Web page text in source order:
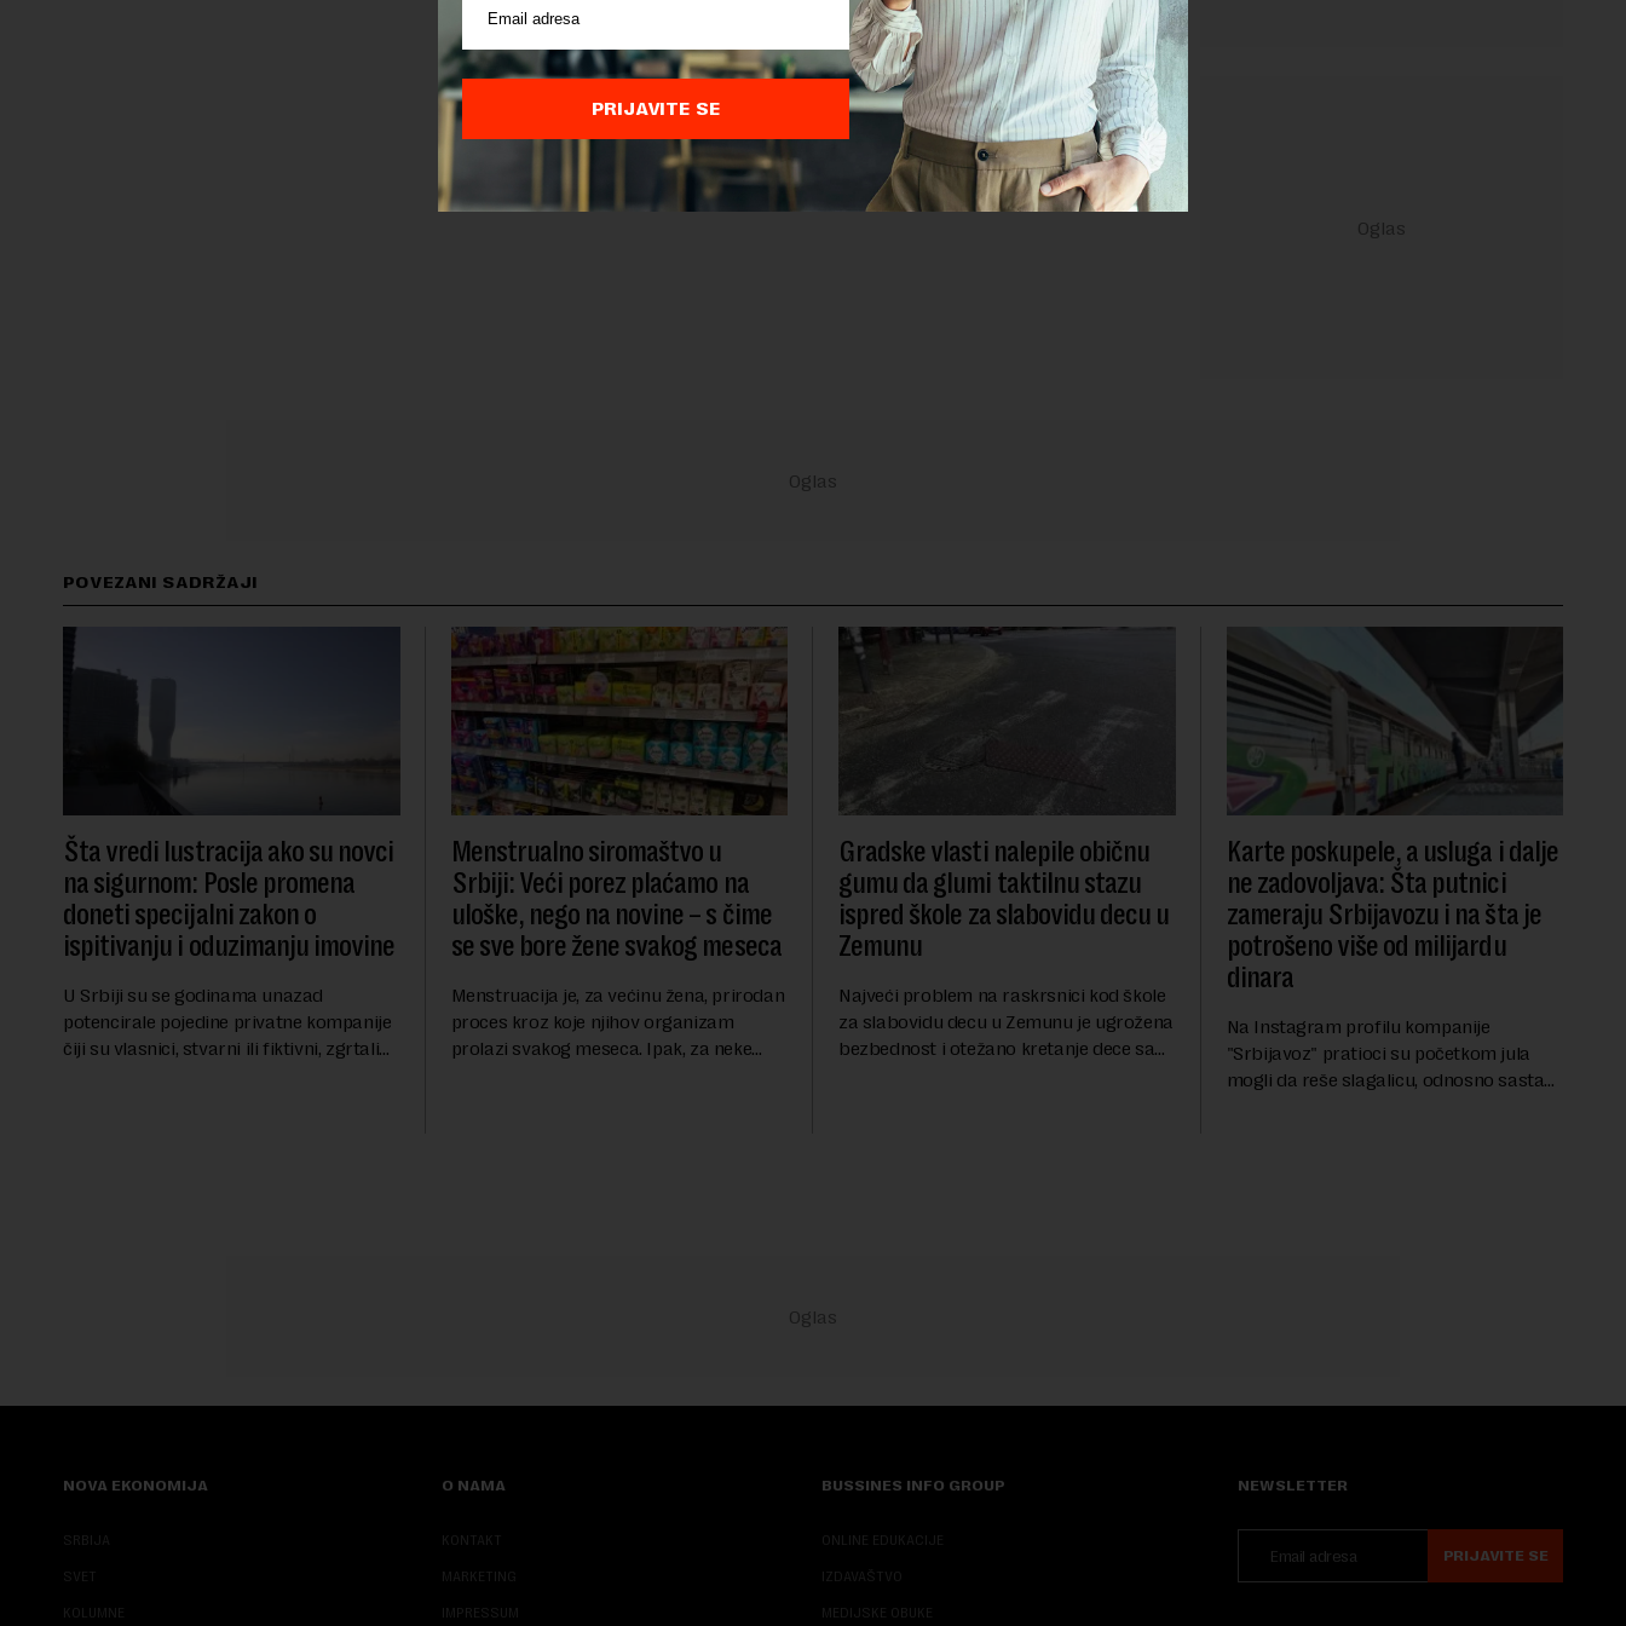
POVEZANI SADRŽAJI
Šta vredi lustracija ako su novci
na sigurnom: Posle promena
doneti specijalni zakon o
ispitivanju i oduzimanju imovine
U Srbiji su se godinama unazad
potencirale pojedine privatne kompanije
čiji su vlasnici, stvarni ili fiktivni, zgrtali
Menstrualno siromaštvo u
Srbiji: Veći porez plaćamo na
uloške, nego na novine – s čime
se sve bore žene svakog meseca
Menstruacija je, za većinu žena, prirodan
proces kroz koje njihov organizam
prolazi svakog meseca. Ipak, za neke
Gradske vlasti nalepile običnu
gumu da glumi taktilnu stazu
ispred škole za slabovidu decu u
Zemunu
Najveći problem na raskrsnici kod škole
za slabovidu decu u Zemunu je ugrožena
bezbednost i otežano kretanje dece sa
Karte poskupele, a usluga i dalje
ne zadovoljava: Šta putnici
zameraju Srbijavozu i na šta je
potrošeno više od milijardu
dinara
Na Instagram profilu kompanije
"Srbijavoz" pratioci su početkom jula
mogli da reše slagalicu, odnosno sastave
NOVA EKONOMIJA
SRBIJA
SVET
KOLUMNE
O NAMA
KONTAKT
MARKETING
IMPRESSUM
BUSSINES INFO GROUP
ONLINE EDUKACIJE
IZDAVAŠTVO
MEDIJSKE OBUKE
NEWSLETTER
PRIJAVITE SE
PRIJAVITE SE